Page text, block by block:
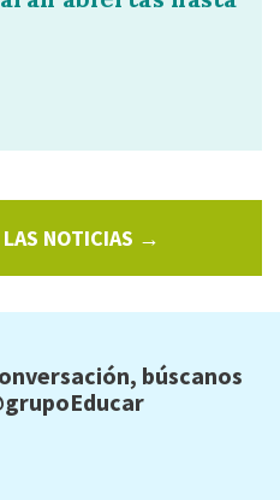
LAS NOTICIAS →
búscanos